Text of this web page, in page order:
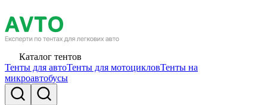
Каталог тентов
Тенты для автоТенты для мотоцикловТенты на
микроавтобусы